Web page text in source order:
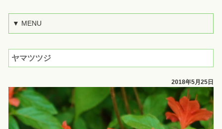
▼ MENU
ヤマツツジ
2018年5月25日